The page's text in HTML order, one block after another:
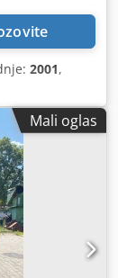
2001,
Mali oglas